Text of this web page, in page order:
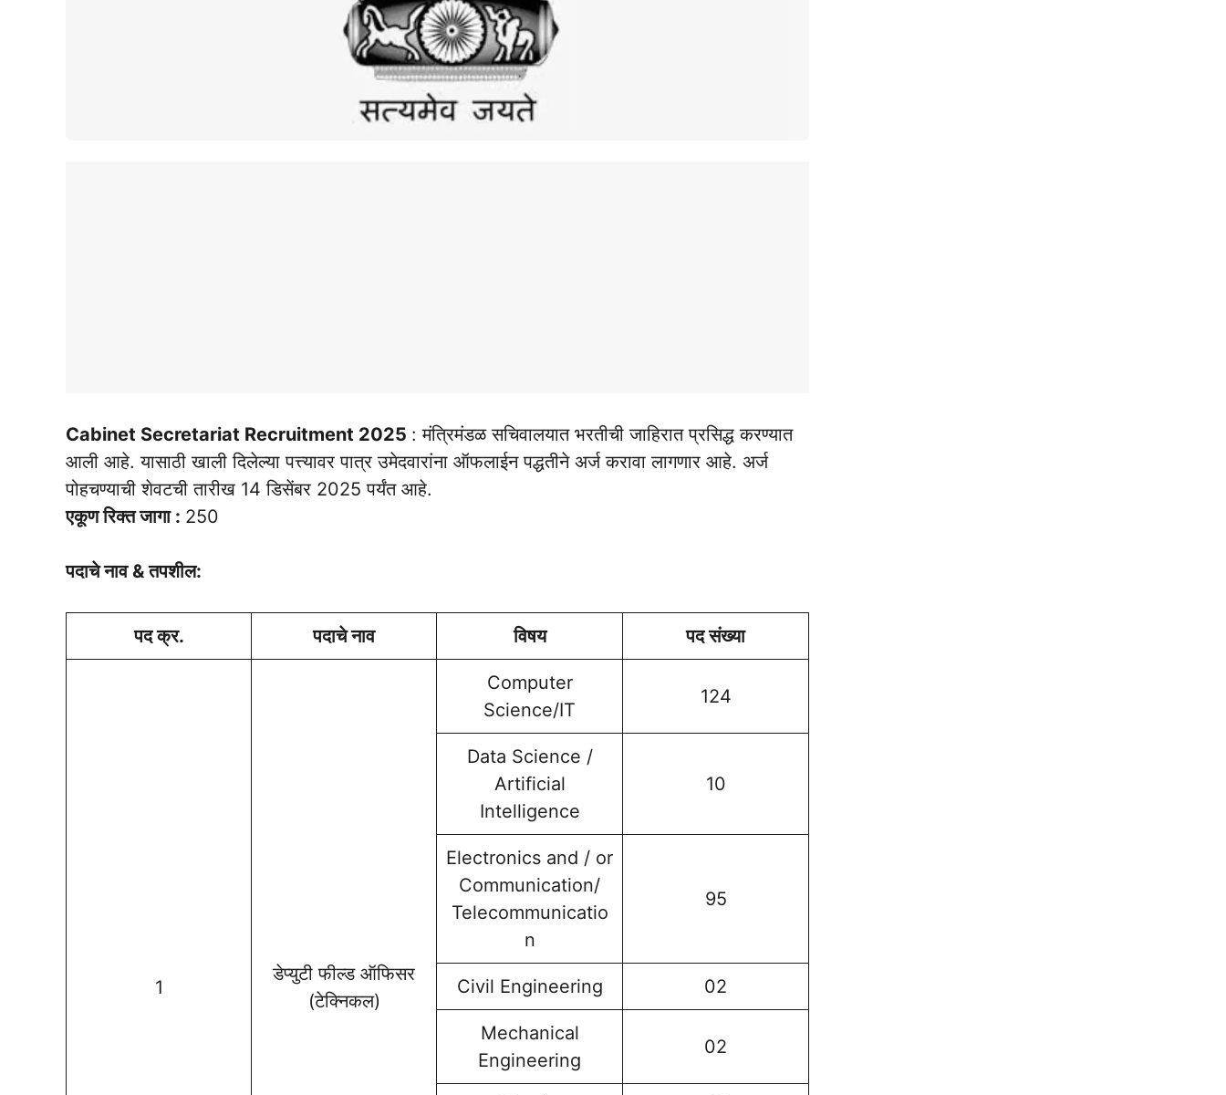
Cabinet Secretariat Recruitment 2025 : मंत्रिमंडळ सचिवालयात भरतीची जाहिरात प्रसिद्ध करण्यात
आली आहे. यासाठी खाली दिलेल्या पत्त्यावर पात्र उमेदवारांना ऑफलाईन पद्धतीने अर्ज करावा लागणार आहे. अर्ज
पोहचण्याची शेवटची तारीख 14 डिसेंबर 2025 पर्यंत आहे.
एकूण रिक्त जागा : 250
पदाचे नाव & तपशील:
पद क्र. पदाचे नाव विषय पद संख्या
1
डेप्युटी फील्ड ऑफिसर
(टेक्निकल)
Computer
Science/IT
124
Data Science /
Artificial
Intelligence
10
Electronics and / or
Communication/
Telecommunicatio
n
95
Civil Engineering 02
Mechanical
Engineering
02